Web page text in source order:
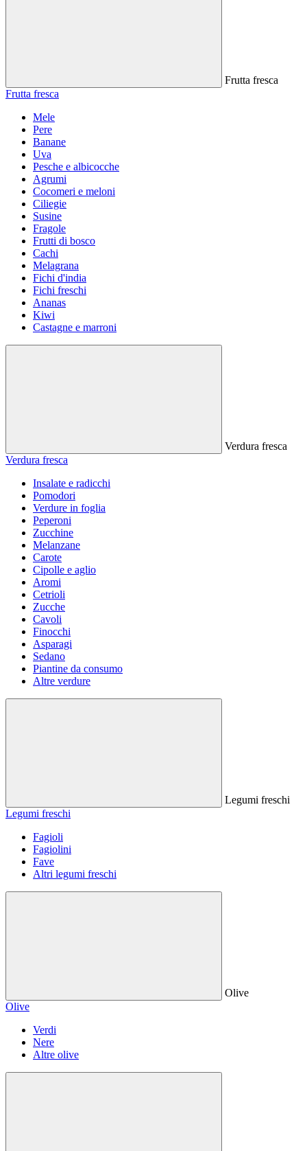
Frutta fresca
Frutta fresca
Mele
Pere
Banane
Uva
Pesche e albicocche
Agrumi
Cocomeri e meloni
Ciliegie
Susine
Fragole
Frutti di bosco
Cachi
Melagrana
Fichi d'india
Fichi freschi
Ananas
Kiwi
Castagne e marroni
Verdura fresca
Verdura fresca
Insalate e radicchi
Pomodori
Verdure in foglia
Peperoni
Zucchine
Melanzane
Carote
Cipolle e aglio
Aromi
Cetrioli
Zucche
Cavoli
Finocchi
Asparagi
Sedano
Piantine da consumo
Altre verdure
Legumi freschi
Legumi freschi
Fagioli
Fagiolini
Fave
Altri legumi freschi
Olive
Olive
Verdi
Nere
Altre olive